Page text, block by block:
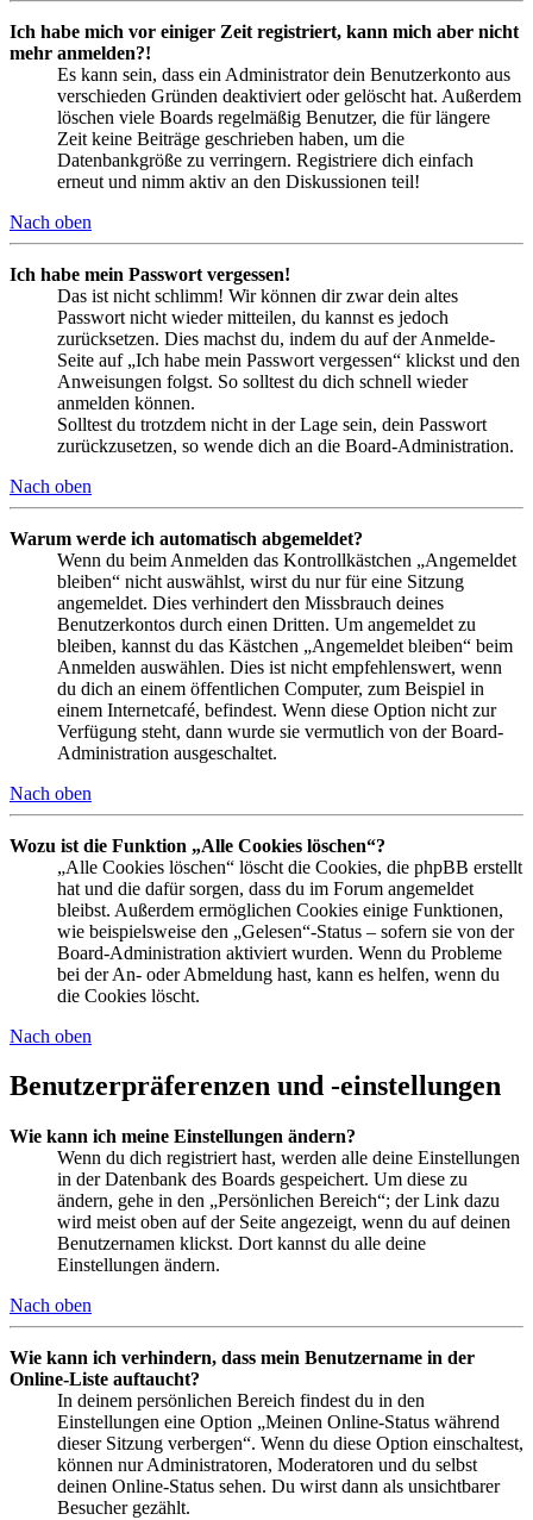
Ich habe mich vor einiger Zeit registriert, kann mich aber nicht
mehr anmelden?!
Es kann sein, dass ein Administrator dein Benutzerkonto aus
verschieden Gründen deaktiviert oder gelöscht hat. Außerdem
löschen viele Boards regelmäßig Benutzer, die für längere
Zeit keine Beiträge geschrieben haben, um die
Datenbankgröße zu verringern. Registriere dich einfach
erneut und nimm aktiv an den Diskussionen teil!
Nach oben
Ich habe mein Passwort vergessen!
Das ist nicht schlimm! Wir können dir zwar dein altes
Passwort nicht wieder mitteilen, du kannst es jedoch
zurücksetzen. Dies machst du, indem du auf der Anmelde-
Seite auf „Ich habe mein Passwort vergessen“ klickst und den
Anweisungen folgst. So solltest du dich schnell wieder
anmelden können.
Solltest du trotzdem nicht in der Lage sein, dein Passwort
zurückzusetzen, so wende dich an die Board-Administration.
Nach oben
Warum werde ich automatisch abgemeldet?
Wenn du beim Anmelden das Kontrollkästchen „Angemeldet
bleiben“ nicht auswählst, wirst du nur für eine Sitzung
angemeldet. Dies verhindert den Missbrauch deines
Benutzerkontos durch einen Dritten. Um angemeldet zu
bleiben, kannst du das Kästchen „Angemeldet bleiben“ beim
Anmelden auswählen. Dies ist nicht empfehlenswert, wenn
du dich an einem öffentlichen Computer, zum Beispiel in
einem Internetcafé, befindest. Wenn diese Option nicht zur
Verfügung steht, dann wurde sie vermutlich von der Board-
Administration ausgeschaltet.
Nach oben
Wozu ist die Funktion „Alle Cookies löschen“?
„Alle Cookies löschen“ löscht die Cookies, die phpBB erstellt
hat und die dafür sorgen, dass du im Forum angemeldet
bleibst. Außerdem ermöglichen Cookies einige Funktionen,
wie beispielsweise den „Gelesen“-Status – sofern sie von der
Board-Administration aktiviert wurden. Wenn du Probleme
bei der An- oder Abmeldung hast, kann es helfen, wenn du
die Cookies löscht.
Nach oben
Benutzerpräferenzen und -einstellungen
Wie kann ich meine Einstellungen ändern?
Wenn du dich registriert hast, werden alle deine Einstellungen
in der Datenbank des Boards gespeichert. Um diese zu
ändern, gehe in den „Persönlichen Bereich“; der Link dazu
wird meist oben auf der Seite angezeigt, wenn du auf deinen
Benutzernamen klickst. Dort kannst du alle deine
Einstellungen ändern.
Nach oben
Wie kann ich verhindern, dass mein Benutzername in der
Online-Liste auftaucht?
In deinem persönlichen Bereich findest du in den
Einstellungen eine Option „Meinen Online-Status während
dieser Sitzung verbergen“. Wenn du diese Option einschaltest,
können nur Administratoren, Moderatoren und du selbst
deinen Online-Status sehen. Du wirst dann als unsichtbarer
Besucher gezählt.